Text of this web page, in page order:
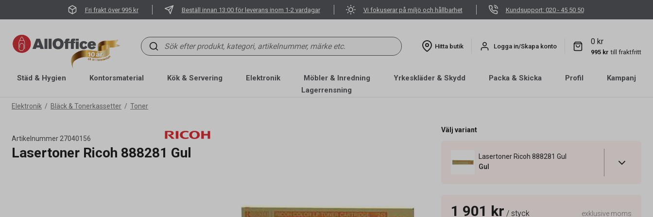
Fri frakt över 995 kr Beställ innan 13:00 för leverans inom 1-2 vardagar Vi fokuserar på miljö och hållbarhet Kundsupport: 020 - 45 50 50
Hitta butik Logga in/Skapa konto
0 kr
995 kr till fraktfritt
Städ & Hygien Kontorsmaterial Kök & Servering Elektronik Möbler & Inredning Yrkeskläder & Skydd Packa & Skicka Profil
Kampanj
Lagerrensning
Elektronik Bläck & Tonerkassetter Toner
Artikelnummer 27040156
Lasertoner Ricoh 888281 Gul
Välj variant
Lasertoner Ricoh 888281 Gul
Gul
1 901 kr / styck exklusive moms